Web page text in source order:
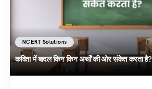
NCERT Solutions
कविता में बादल किन किन अर्थों की ओर संकेत करता है?